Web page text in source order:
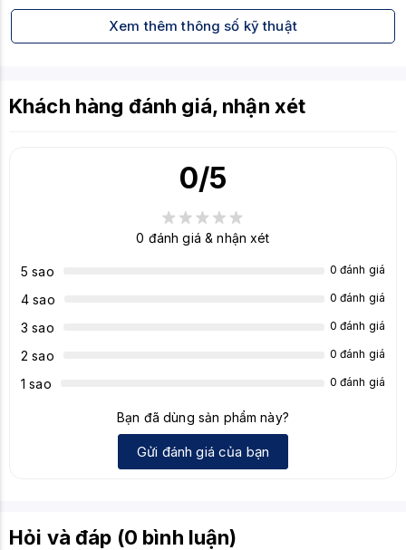
thích
Kích
Trọng
lượng
Khoảng 960g
Xem thêm thông số kỹ thuật
Khách hàng đánh giá, nhận xét
0/5
0 đánh giá & nhận xét
5 sao 0 đánh giá
4 sao 0 đánh giá
3 sao 0 đánh giá
2 sao 0 đánh giá
1 sao 0 đánh giá
Bạn đã dùng sản phẩm này?
Gửi đánh giá của bạn
Hỏi và đáp (0 bình luận)